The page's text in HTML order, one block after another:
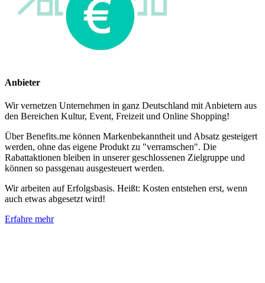
Anbieter
Wir vernetzen Unternehmen in ganz Deutschland mit Anbietern aus
den Bereichen Kultur, Event, Freizeit und Online Shopping!
Über Benefits.me können Markenbekanntheit und Absatz gesteigert
werden, ohne das eigene Produkt zu "verramschen". Die
Rabattaktionen bleiben in unserer geschlossenen Zielgruppe und
können so passgenau ausgesteuert werden.
Wir arbeiten auf Erfolgsbasis. Heißt: Kosten entstehen erst, wenn
auch etwas abgesetzt wird!
Erfahre mehr